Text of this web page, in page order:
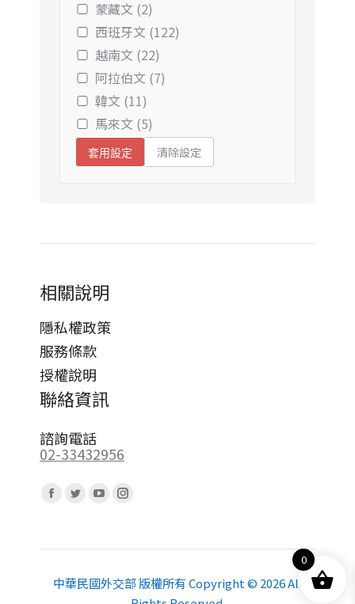
蒙藏文 (2)
西班牙文 (122)
越南文 (22)
阿拉伯文 (7)
韓文 (11)
馬來文 (5)
套用設定 清除設定
相關說明
隱私權政策
服務條款
授權說明
聯絡資訊
諮詢電話
02-33432956
Facebook
opens
new
Twitter
opens
new
YouTube
opens
new
Instagram
opens
new
中華民國外交部 版權所有 Copyright © 2026 All
0